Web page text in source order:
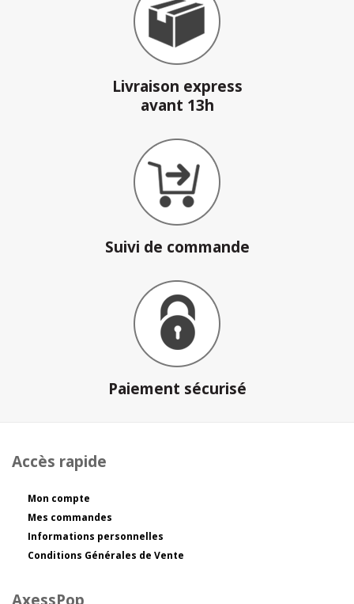
Livraison express
avant 13h
Suivi de commande
Paiement sécurisé
Accès rapide
Mon compte
Mes commandes
Informations personnelles
Conditions Générales de Vente